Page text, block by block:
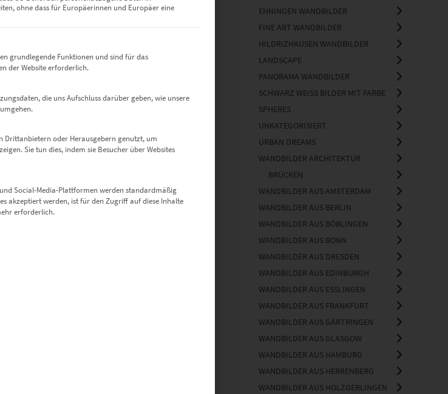
Set Berlin – kleine Planeten quadratisch
€219,00–€ 8.999,00
EHNINGEN WANDBILDER
FINE ART WANDBILDER
HILDRIZHAUSEN WANDBILDER
LANDSCAPE
PANORAMA WANDBILDER
SCHWARZ WEISS BILDER MIT FARBE
SPHERES
UNKATEGORISIERT
URBAN DREAMS
WANDBILDER ARCHITEKTUR
BRÜCKEN
WANDBILDER AUS AMSTERDAM
WANDBILDER AUS BERLIN
WANDBILDER AUS BÖBLINGEN
WANDBILDER AUS BONN
WANDBILDER AUS DRESDEN
WANDBILDER AUS EDINBURGH
WANDBILDER AUS ESSLINGEN
WANDBILDER AUS FRANKFURT
WANDBILDER AUS GÄRTRINGEN
WANDBILDER AUS GLASGOW
WANDBILDER AUS HAMBURG
WANDBILDER AUS HERRENBERG
WANDBILDER AUS HOLZGERLINGEN
ohne dass für Europäerinnen und Europäer eine
Gruppen, für die eine Einwilligung erteilt werden kann. Die erste Service-Gruppe ist essenziell und kann nicht
grundlegende Funktionen und sind für das
der Website erforderlich.
die uns Aufschluss darüber geben, wie unsere
Drittanbietern oder Herausgebern genutzt, um
Sie tun dies, indem sie Besucher über Websites
Social-Media-Plattformen werden standardmäßig
akzeptiert werden, ist für den Zugriff auf diese Inhalte
erforderlich.